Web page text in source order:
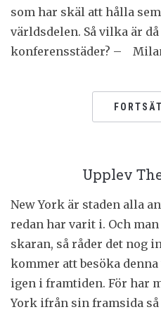
som har skäl att hålla
världsdelen. Så vilka är
konferensstäder? –
Upplev
New York är staden alla
redan har varit i. Och
skaran, så råder det nog
kommer att besöka
igen i framtiden. För har
York ifrån sin framsida